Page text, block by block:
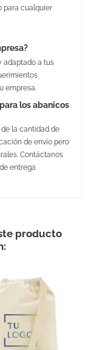
para cualquier
adaptado a tus
empresa.
los abanicos
la cantidad de
de envío pero
Contáctanos
entrega
producto